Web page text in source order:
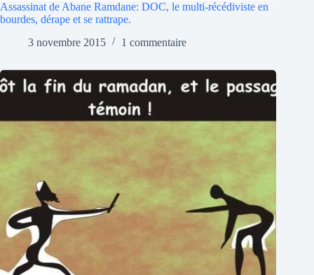
Assassinat de Abane Ramdane: DOC, le multi-récédiviste en
bourdes, dérape et se rattrape.
3 novembre 2015
1 commentaire